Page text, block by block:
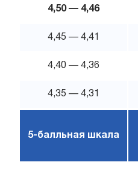
4,50 — 4,46
4,45 — 4,41
4,40 — 4,36
4,35 — 4,31
5-балльная шкала